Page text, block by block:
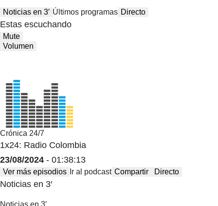
Noticias en 3′ Últimos programas Directo
Estas escuchando
Mute
Volumen
Crónica 24/7
1x24: Radio Colombia
23/08/2024 - 01:38:13
Ver más episodios Ir al podcast Compartir Directo
Noticias en 3′
Noticias en 3′